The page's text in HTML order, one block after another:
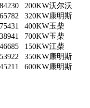
200KW沃尔沃
320KW康明斯
400KW玉柴
700KW玉柴
150KW江柴
350KW康明斯
600KW康明斯